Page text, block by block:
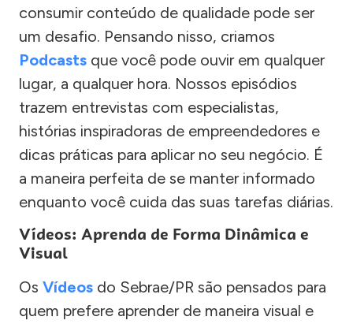
consumir conteúdo de qualidade pode ser
um desafio. Pensando nisso, criamos
Podcasts que você pode ouvir em qualquer
lugar, a qualquer hora. Nossos episódios
trazem entrevistas com especialistas,
histórias inspiradoras de empreendedores e
dicas práticas para aplicar no seu negócio. É
a maneira perfeita de se manter informado
enquanto você cuida das suas tarefas diárias.
Vídeos: Aprenda de Forma Dinâmica e
Visual
Os Vídeos do Sebrae/PR são pensados para
quem prefere aprender de maneira visual e